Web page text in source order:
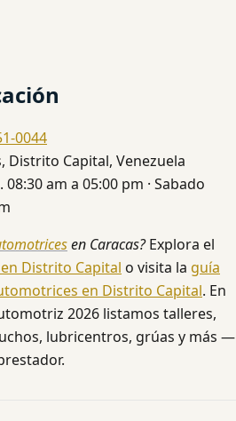
0044
Distrito Capital, Venezuela
08:30 am a 05:00 pm · Sabado
en Caracas?Explora el
Distrito Capital o visita la guía
en Distrito Capital. En
2026 listamos talleres,
lubricentros, grúas y más —